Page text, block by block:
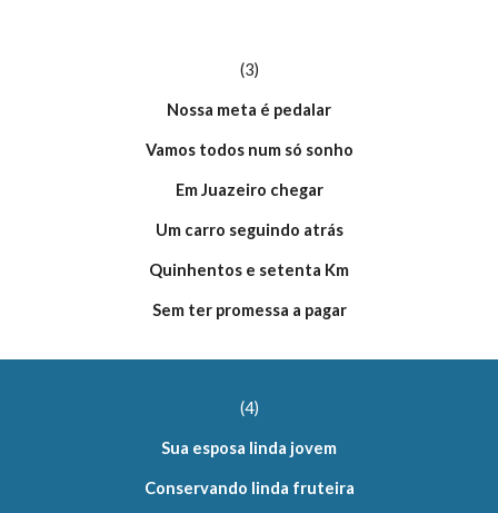
(3)
Nossa meta é pedalar
Vamos todos num só sonho
Em Juazeiro chegar
Um carro seguindo atrás
Quinhentos e setenta Km
Sem ter promessa a pagar
(4)
Sua esposa linda jovem
Conservando linda fruteira